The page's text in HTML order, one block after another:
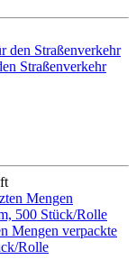
Straßenverkehr
Mengen verpackte
Rolle